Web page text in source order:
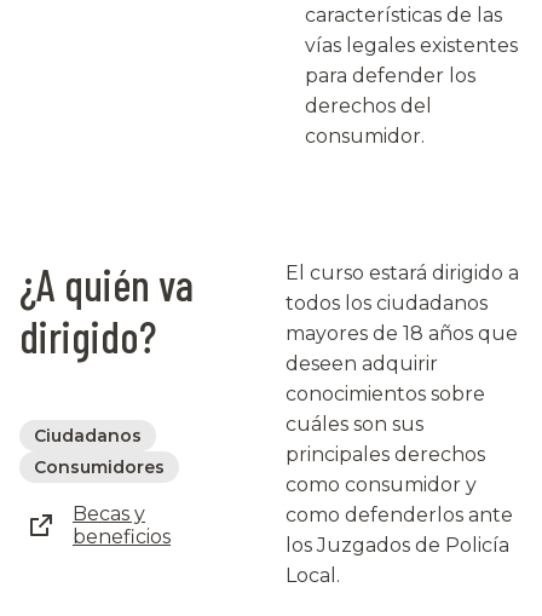
características de las
vías legales existentes
para defender los
derechos del
consumidor.
¿A quién va
dirigido?
Ciudadanos
Consumidores
Becas y
beneficios
El curso estará dirigido a
todos los ciudadanos
mayores de 18 años que
deseen adquirir
conocimientos sobre
cuáles son sus
principales derechos
como consumidor y
como defenderlos ante
los Juzgados de Policía
Local.